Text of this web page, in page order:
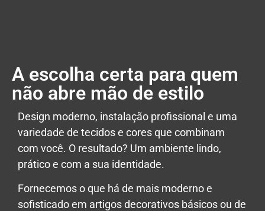
A escolha certa para quem
não abre mão de estilo
Design moderno, instalação profissional e uma
variedade de tecidos e cores que combinam
com você. O resultado? Um ambiente lindo,
prático e com a sua identidade.
Fornecemos o que há de mais moderno e
sofisticado em artigos decorativos básicos ou de